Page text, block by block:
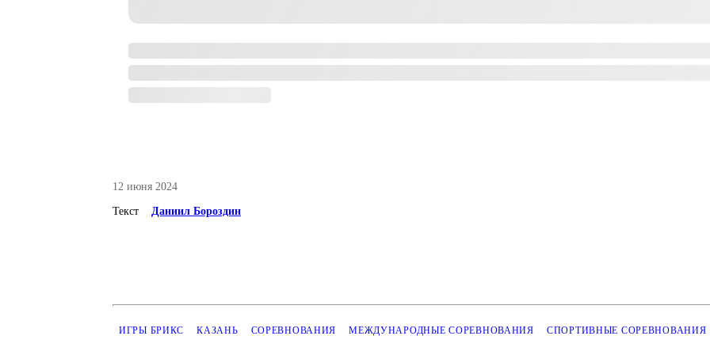
12 июня 2024
Текст Даниил Бороздин
ИГРЫ БРИКС КАЗАНЬ СОРЕВНОВАНИЯ МЕЖДУНАРОДНЫЕ СОРЕВНОВАНИЯ СПОРТИВНЫЕ СОРЕВНОВАНИЯ